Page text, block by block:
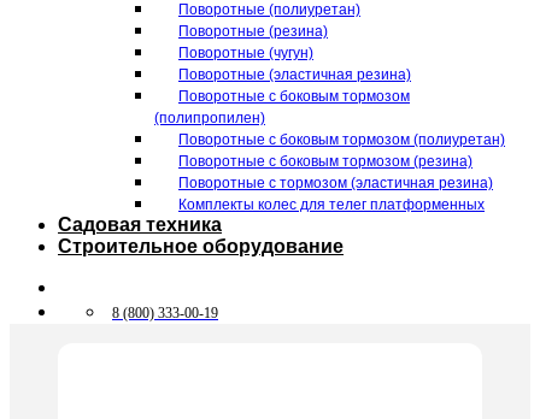
Поворотные (полиуретан)
Поворотные (резина)
Поворотные (чугун)
Поворотные (эластичная резина)
Поворотные c боковым тормозом
(полипропилен)
Поворотные c боковым тормозом (полиуретан)
Поворотные c боковым тормозом (резина)
Поворотные c тормозом (эластичная резина)
Комплекты колес для телег платформенных
Садовая техника
Строительное оборудование
8 (800) 333-00-19